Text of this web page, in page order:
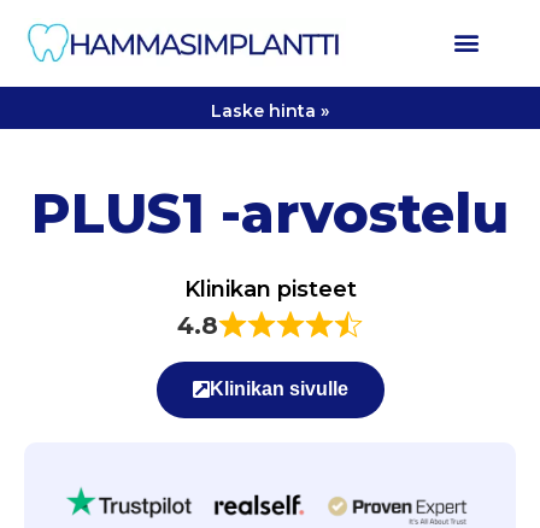
Laske hinta »
PLUS1 -arvostelu
Klinikan pisteet
4.8
Klinikan sivulle